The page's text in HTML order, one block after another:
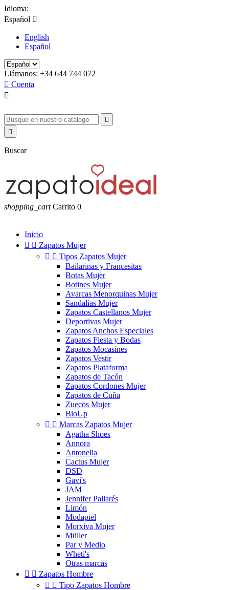
Idioma:
Español 
English
Español
Llámanos: +34 644 744 072
 Cuenta



Buscar
shopping_cart Carrito 0
Inicio
  Zapatos Mujer
  Tipos Zapatos Mujer
Bailarinas y Francesitas
Botas Mujer
Botines Mujer
Avarcas Menorquinas Mujer
Sandalias Mujer
Zapatos Castellanos Mujer
Deportivas Mujer
Zapatos Anchos Especiales
Zapatos Fiesta y Bodas
Zapatos Mocasines
Zapatos Vestir
Zapatos Plataforma
Zapatos de Tacón
Zapatos Cordones Mujer
Zapatos de Cuña
Zuecos Mujer
BioUp
  Marcas Zapatos Mujer
Agatha Shoes
Annora
Antonella
Cactus Mujer
DSD
Gavi's
JAM
Jennifer Pallarés
Limón
Modapiel
Morxiva Mujer
Müller
Par y Medio
Wheti's
Otras marcas
  Zapatos Hombre
  Tipo Zapatos Hombre